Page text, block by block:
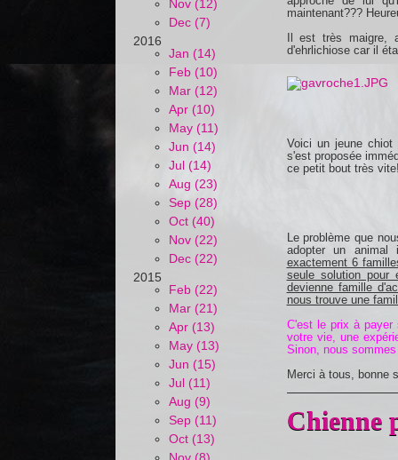
Nov (12)
Dec (7)
2016
Jan (14)
Feb (10)
Mar (12)
Apr (10)
May (11)
Jun (14)
Jul (14)
Aug (23)
Sep (28)
Oct (40)
Nov (22)
Dec (22)
2015
Feb (22)
Mar (21)
Apr (13)
May (13)
Jun (15)
Jul (11)
Aug (9)
Sep (11)
Oct (13)
Nov (8)
maintenant???
Il est très maigre,
d'ehrlichiose car il
Voici un jeune chiot
s'est proposée
ce petit bout très
Le problème que
adopter un
exactement 6
seule solution pour
devienne famille
nous trouve une
C'est le prix à payer
votre vie, une
Sinon, nous
Merci à tous, bonne
Chienne